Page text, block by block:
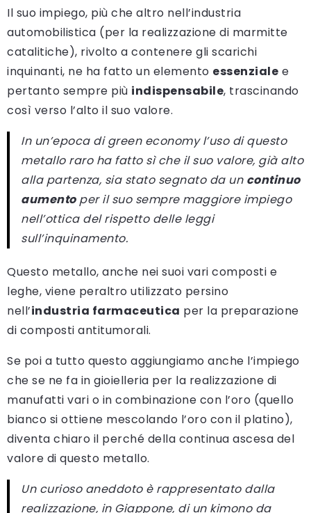
Il suo impiego, più che altro nell’industria
automobilistica (per la realizzazione di marmitte
catalitiche), rivolto a contenere gli scarichi
inquinanti, ne ha fatto un elemento essenziale e
pertanto sempre più indispensabile, trascinando
così verso l’alto il suo valore.
In un’epoca digreen economyl’uso di questo
metallo raro ha fatto sì che il suo valore, già alto
alla partenza, sia stato segnato da un continuo
aumentoper il suo sempre maggiore impiego
nell’ottica del rispetto delle leggi
sull’inquinamento.
Questo metallo, anche nei suoi vari composti e
leghe, viene peraltro utilizzato persino
nell’industria farmaceutica per la preparazione
di composti antitumorali.
Se poi a tutto questo aggiungiamo anche l’impiego
che se ne fa in gioielleria per la realizzazione di
manufatti vari o in combinazione con l’oro (quello
bianco si ottiene mescolando l’oro con il platino),
diventa chiaro il perché della continua ascesa del
valore di questo metallo.
Un curioso aneddoto è rappresentato dalla
realizzazione, in Giappone, di un kimono da